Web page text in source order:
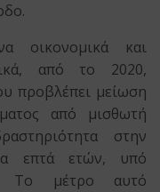
οικονομικά και
από το 2020,
προβλέπει μείωση
από μισθωτή
στην
επτά ετών, υπό
Το μέτρο αυτό